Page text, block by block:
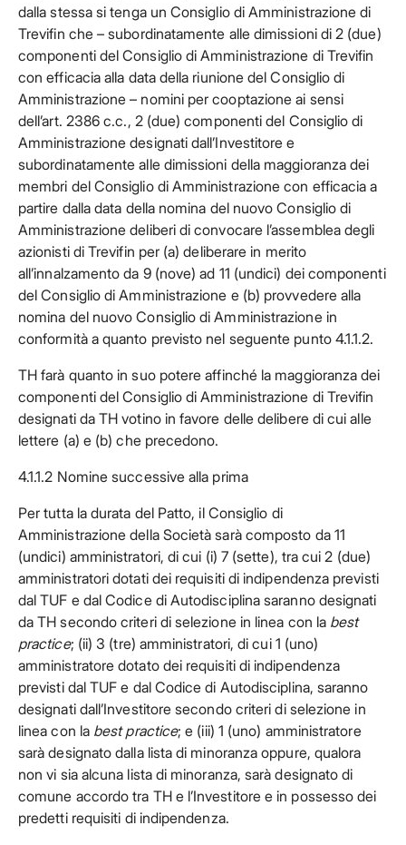
dalla stessa si tenga un Consiglio di Amministrazione di
Trevifin che – subordinatamente alle dimissioni di 2 (due)
componenti del Consiglio di Amministrazione di Trevifin
con efficacia alla data della riunione del Consiglio di
Amministrazione – nomini per cooptazione ai sensi
dell’art. 2386 c.c., 2 (due) componenti del Consiglio di
Amministrazione designati dall’Investitore e
subordinatamente alle dimissioni della maggioranza dei
membri del Consiglio di Amministrazione con efficacia a
partire dalla data della nomina del nuovo Consiglio di
Amministrazione deliberi di convocare l’assemblea degli
azionisti di Trevifin per (a) deliberare in merito
all’innalzamento da 9 (nove) ad 11 (undici) dei componenti
del Consiglio di Amministrazione e (b) provvedere alla
nomina del nuovo Consiglio di Amministrazione in
conformità a quanto previsto nel seguente punto 4.1.1.2.
TH farà quanto in suo potere affinché la maggioranza dei
componenti del Consiglio di Amministrazione di Trevifin
designati da TH votino in favore delle delibere di cui alle
lettere (a) e (b) che precedono.
4.1.1.2 Nomine successive alla prima
Per tutta la durata del Patto, il Consiglio di
Amministrazione della Società sarà composto da 11
(undici) amministratori, di cui (i) 7 (sette), tra cui 2 (due)
amministratori dotati dei requisiti di indipendenza previsti
dal TUF e dal Codice di Autodisciplina saranno designati
da TH secondo criteri di selezione in linea con la best
practice; (ii) 3 (tre) amministratori, di cui 1 (uno)
amministratore dotato dei requisiti di indipendenza
previsti dal TUF e dal Codice di Autodisciplina, saranno
designati dall’Investitore secondo criteri di selezione in
linea con la best practice; e (iii) 1 (uno) amministratore
sarà designato dalla lista di minoranza oppure, qualora
non vi sia alcuna lista di minoranza, sarà designato di
comune accordo tra TH e l’Investitore e in possesso dei
predetti requisiti di indipendenza.